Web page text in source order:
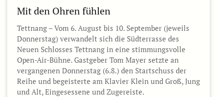
Mit den Ohren fühlen
Tettnang – Vom 6. August bis 10. September (jeweils
Donnerstag) verwandelt sich die Südterrasse des
Neuen Schlosses Tettnang in eine stimmungsvolle
Open-Air-Bühne. Gastgeber Tom Mayer setzte an
vergangenen Donnerstag (6.8.) den Startschuss der
Reihe und begeisterte am Klavier Klein und Groß, Jung
und Alt, Eingesessene und Zugereiste.